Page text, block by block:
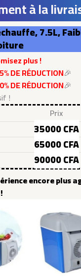
à la
7.5L,
plus !
DE RÉDUCTION🎉
DE RÉDUCTION🎉
!
Prix
35000 CFA
65000 CFA
90000 CFA
encore plus